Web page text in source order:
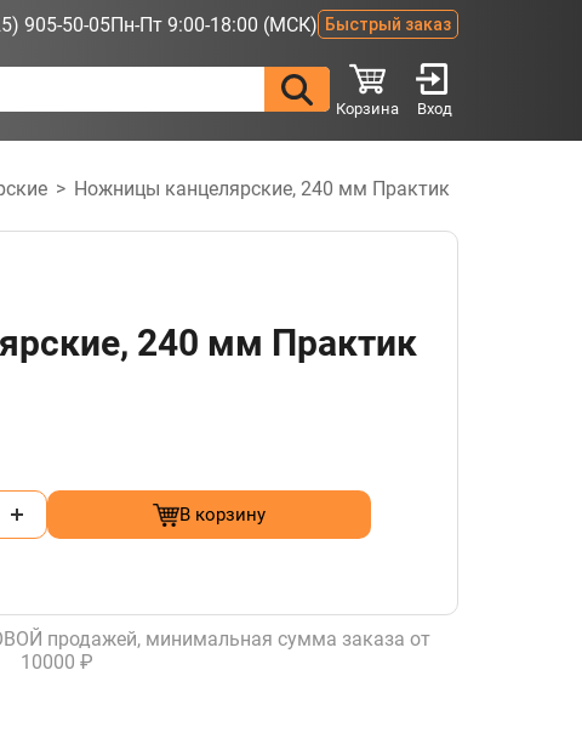
905-50-05Пн-Пт 9:00-18:00 (МСК) Быстрый заказ
Корзина Вход
> Ножницы канцелярские, 240 мм Практик
240 мм Практик
В корзину
продажей, минимальная сумма заказа от
10000 ₽